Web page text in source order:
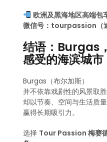
欧洲及黑海地区高端包
微信号：tourpassion（
结语：Burgas
感受的海滨城市
Burgas（布尔加斯）
并不依靠戏剧性的风景取胜
却以节奏、空间与生活质量
赢得长期吸引力。
选择 Tour Passion 梅赛